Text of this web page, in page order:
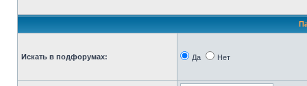
Искать в подфорумах: Да Нет